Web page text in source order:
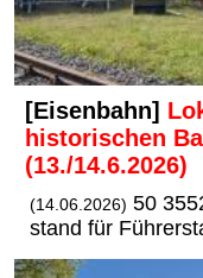
[Eisenbahn]
historischen
(13./14.6.2026)
(14.06.2026) 50
stand für